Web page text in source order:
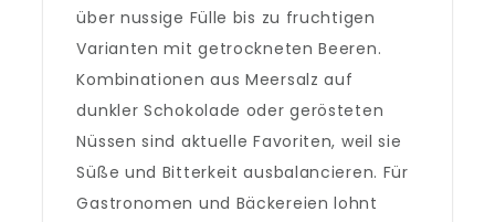
über nussige Fülle bis zu fruchtigen
Varianten mit getrockneten Beeren.
Kombinationen aus Meersalz auf
dunkler Schokolade oder gerösteten
Nüssen sind aktuelle Favoriten, weil sie
Süße und Bitterkeit ausbalancieren. Für
Gastronomen und Bäckereien lohnt